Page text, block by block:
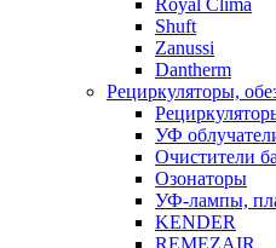
Royal Clima
Shuft
Zanussi
Dantherm
Рециркуляторы,
УФ
Очистители
Озонаторы
УФ-лампы,
KENDER
REMEZAIR